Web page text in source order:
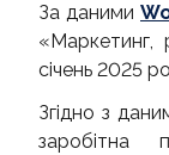
За даними
«Маркетинг,
січень 2025
Згідно з
заробітна